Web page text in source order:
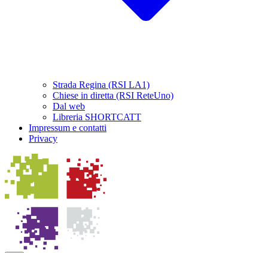
Strada Regina (RSI LA1)
Chiese in diretta (RSI ReteUno)
Dal web
Libreria SHORTCATT
Impressum e contatti
Privacy